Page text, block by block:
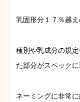
乳固形分１７％越
種別や乳成分の規
た部分がスペックに
ネーミングに非常